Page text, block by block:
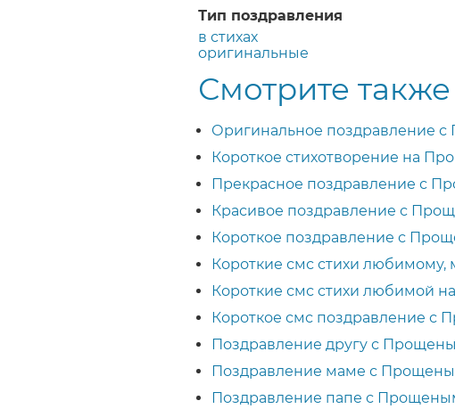
Тип поздравления
в стихах
оригинальные
Смотрите также
Оригинальное поздравление
Короткое стихотворение на
Прекрасное поздравление с
Красивое поздравление с
Короткое поздравление с
Короткие смс стихи
Короткие смс стихи любимой
Короткое смс поздравление с
Поздравление другу с
Поздравление маме с
Поздравление папе с